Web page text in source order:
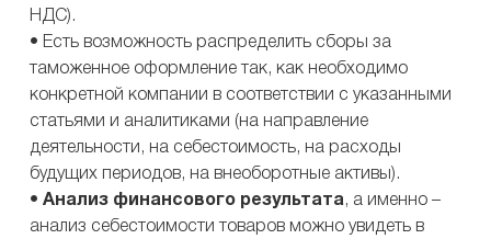
НДС).
• Есть возможность распределить сборы за
таможенное оформление так, как необходимо
конкретной компании в соответствии с указанными
статьями и аналитиками (на направление
деятельности, на себестоимость, на расходы
будущих периодов, на внеоборотные активы).
• Анализ финансового результата, а именно –
анализ себестоимости товаров можно увидеть в